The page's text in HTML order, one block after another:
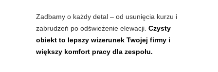
Zadbamy o każdy detal – od usunięcia kurzu i
zabrudzeń po odświeżenie elewacji. Czysty
obiekt to lepszy wizerunek Twojej firmy i
większy komfort pracy dla zespołu.